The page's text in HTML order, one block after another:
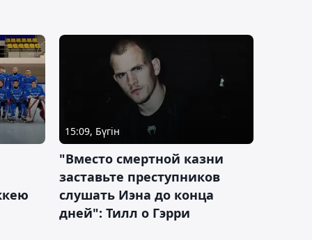
15:09, Бүгін
"Вместо смертной казни
заставьте преступников
слушать Иэна до конца
дней": Тилл о Гэрри